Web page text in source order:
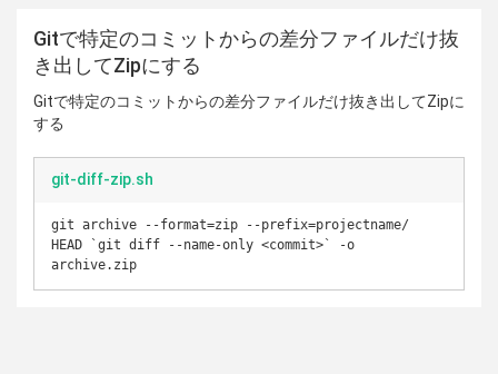
Gitで特定のコミットからの差分ファイルだけ抜
き出してZipにする
Gitで特定のコミットからの差分ファイルだけ抜き出してZipに
する
git-diff-zip.sh
git archive --format=zip --prefix=projectname/
HEAD `git diff --name-only <commit>` -o
archive.zip